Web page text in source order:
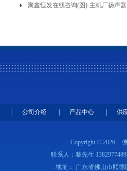
聚鑫恒发在线咨询(图)-主机厂扬声
公司介绍 产品中心 供
Copyright © 2026
联系人：黎先生
地址： 广东省佛山市顺